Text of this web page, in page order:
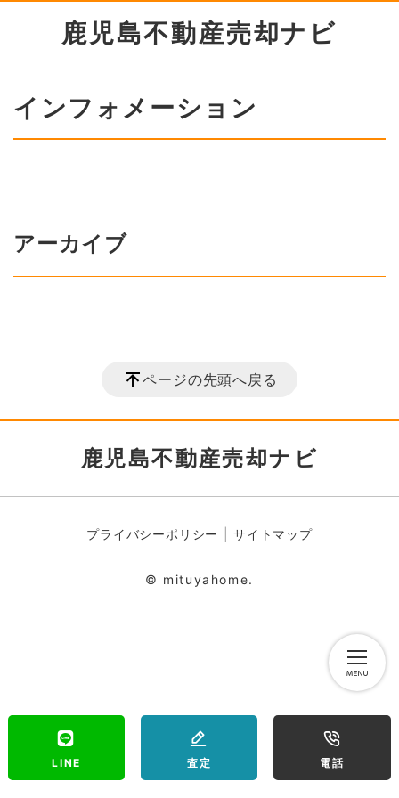
鹿児島不動産売却ナビ
インフォメーション
アーカイブ
LINE 査定 電話
ページの先頭へ戻る
鹿児島不動産売却ナビ
プライバシーポリシー サイトマップ
© mituyahome.